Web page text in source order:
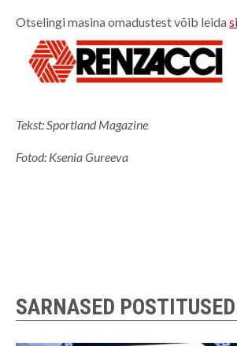
Otselingi masina omadustest võib leida
Tekst: Sportland Magazine
Fotod: Ksenia Gureeva
SARNASED POSTITUSED